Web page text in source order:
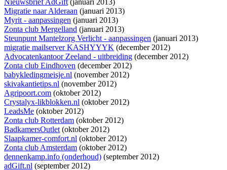
Nieuwsbrief AdGift(januari 2013)
Migratie naar Alderaan (januari 2013)
Myrit - aanpassingen (januari 2013)
Zonta club Mergelland (januari 2013)
Steunpunt Mantelzorg Verlicht - aanpassingen (januari 2013)
migratie mailserver KASHYYYK (december 2012)
Advocatenkantoor Zeeland - uitbreiding (december 2012)
Zonta club Eindhoven (december 2012)
babykledingmeisje.nl (november 2012)
skivakantietips.nl (november 2012)
Agripoort.com (oktober 2012)
Crystalyx-likblokken.nl (oktober 2012)
LeadsMe (oktober 2012)
Zonta club Rotterdam (oktober 2012)
BadkamersOutlet(oktober 2012)
Slaapkamer-comfort.nl (oktober 2012)
Zonta club Amsterdam (oktober 2012)
dennenkamp.info (onderhoud) (september 2012)
adGift.nl (september 2012)